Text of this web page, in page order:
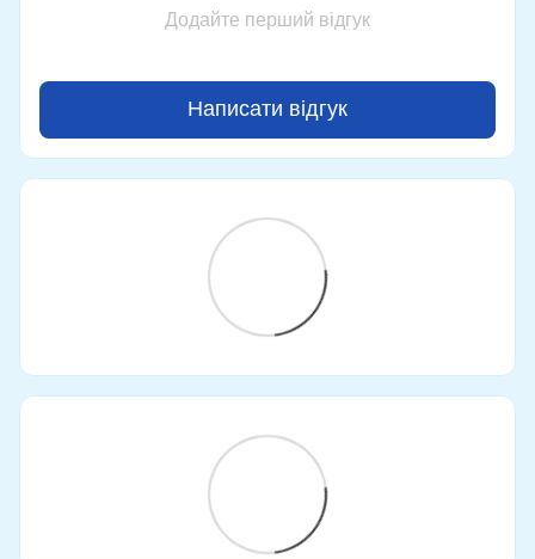
Додайте перший відгук
Написати відгук